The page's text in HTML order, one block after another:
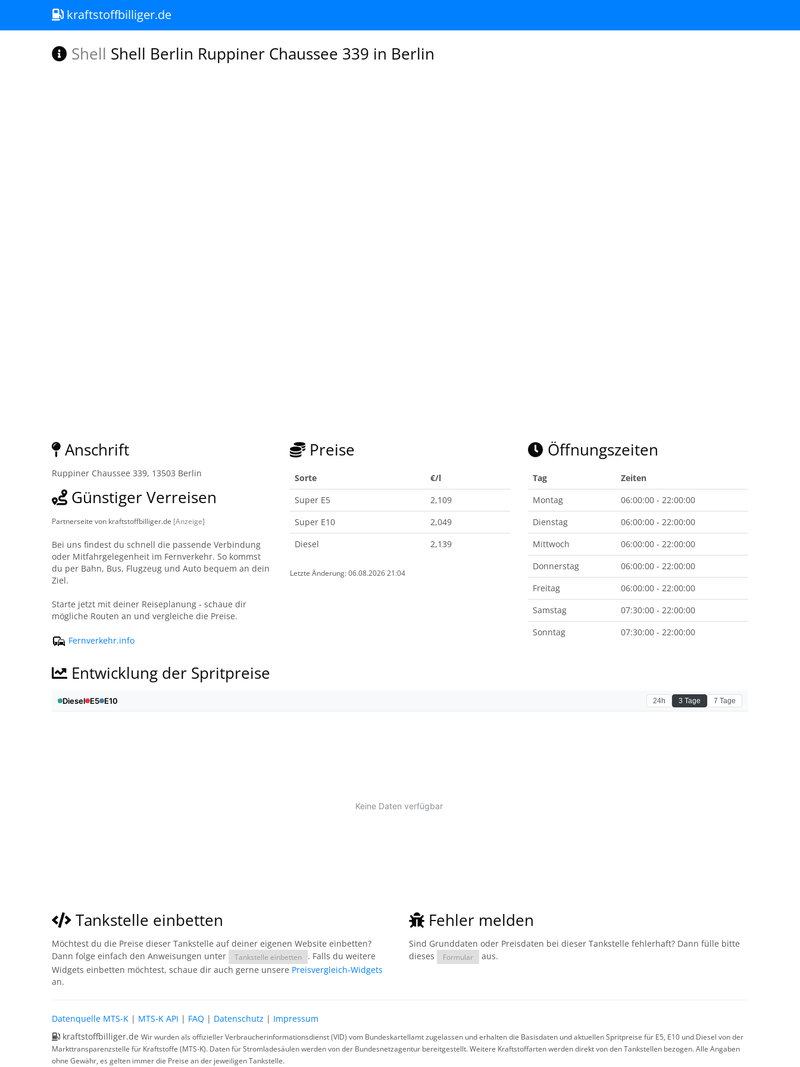
kraftstoffbilliger.de
Shell Shell Berlin Ruppiner Chaussee 339 in Berlin
Anschrift
Ruppiner Chaussee 339, 13503 Berlin
Günstiger Verreisen
Partnerseite von kraftstoffbilliger.de [Anzeige]
Bei uns findest du schnell die passende Verbindung
oder Mitfahrgelegenheit im Fernverkehr. So kommst
du per Bahn, Bus, Flugzeug und Auto bequem an dein
Ziel.
Starte jetzt mit deiner Reiseplanung - schaue dir
mögliche Routen an und vergleiche die Preise.
Fernverkehr.info
Preise
Sorte
€/l
Super E5
2,109
Super E10
2,049
Diesel
2,139
Letzte Änderung: 06.08.2026 21:04
Öffnungszeiten
Tag
Zeiten
Montag
06:00:00 - 22:00:00
Dienstag
06:00:00 - 22:00:00
Mittwoch
06:00:00 - 22:00:00
Donnerstag
06:00:00 - 22:00:00
Freitag
06:00:00 - 22:00:00
Samstag
07:30:00 - 22:00:00
Sonntag
07:30:00 - 22:00:00
Entwicklung der Spritpreise
Tankstelle einbetten
Möchtest du die Preise dieser Tankstelle auf deiner eigenen Website einbetten?
Dann folge einfach den Anweisungen unter
Tankstelle einbetten
. Falls du weitere
Widgets einbetten möchtest, schaue dir auch gerne unsere Preisvergleich-Widgets
an.
Fehler melden
Sind Grunddaten oder Preisdaten bei dieser Tankstelle fehlerhaft? Dann fülle bitte
dieses
Formular aus.
Datenquelle MTS-K | MTS-K API | FAQ | Datenschutz | Impressum
kraftstoffbilliger.de Wir wurden als offizieller Verbraucherinformationsdienst (VID) vom Bundeskartellamt zugelassen und erhalten die Basisdaten und aktuellen Spritpreise für E5, E10 und Diesel von der
Markttransparenzstelle für Kraftstoffe (MTS-K). Daten für Stromladesäulen werden von der Bundesnetzagentur bereitgestellt. Weitere Kraftstoffarten werden direkt von den Tankstellen bezogen. Alle Angaben
ohne Gewähr, es gelten immer die Preise an der jeweiligen Tankstelle.